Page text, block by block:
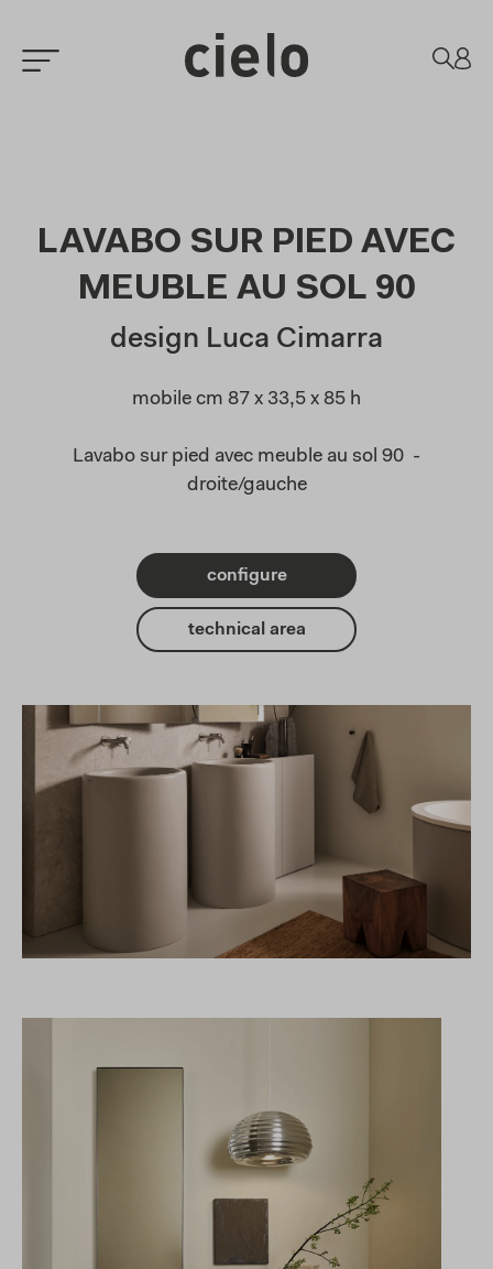
LAVABO SUR PIED AVEC
MEUBLE AU SOL 90
design Luca Cimarra
mobile cm 87 x 33,5 x 85 h
Lavabo sur pied avec meuble au sol 90 -
droite/gauche
configure
technical area